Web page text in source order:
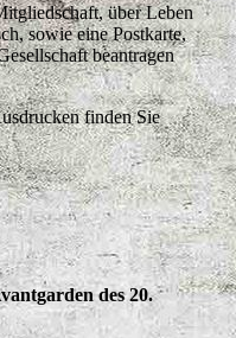
über Leben
sowie eine Postkarte,
beantragen
finden Sie
des 20.